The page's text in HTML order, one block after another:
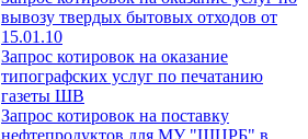
вывозу твердых бытовых отходов от
15.01.10
Запрос котировок на оказание
типографских услуг по печатанию
газеты ШВ
Запрос котировок на поставку
нефтепродуктов для МУ "ШЦРБ" в